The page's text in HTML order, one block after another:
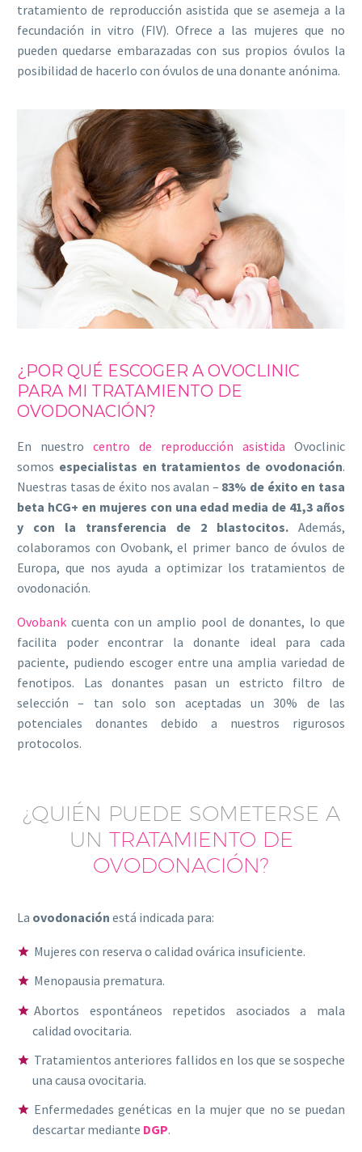
tratamiento de reproducción asistida que se asemeja a la
fecundación in vitro (FIV). Ofrece a las mujeres que no
pueden quedarse embarazadas con sus propios óvulos la
posibilidad de hacerlo con óvulos de una donante anónima.
¿POR QUÉ ESCOGER A OVOCLINIC
PARA MI TRATAMIENTO DE
OVODONACIÓN?
En nuestro centro de reproducción asistida Ovoclinic
somos especialistas en tratamientos de ovodonación.
Nuestras tasas de éxito nos avalan – 83% de éxito en tasa
beta hCG+ en mujeres con una edad media de 41,3 años
y con la transferencia de 2 blastocitos. Además,
colaboramos con Ovobank, el primer banco de óvulos de
Europa, que nos ayuda a optimizar los tratamientos de
ovodonación.
Ovobank cuenta con un amplio pool de donantes, lo que
facilita poder encontrar la donante ideal para cada
paciente, pudiendo escoger entre una amplia variedad de
fenotipos. Las donantes pasan un estricto filtro de
selección – tan solo son aceptadas un 30% de las
potenciales donantes debido a nuestros rigurosos
protocolos.
¿QUIÉN PUEDE SOMETERSE A
UN TRATAMIENTO DE
OVODONACIÓN?
La ovodonación está indicada para:
Mujeres con reserva o calidad ovárica insuficiente.
Menopausia prematura.
Abortos espontáneos repetidos asociados a mala
calidad ovocitaria.
Tratamientos anteriores fallidos en los que se sospeche
una causa ovocitaria.
Enfermedades genéticas en la mujer que no se puedan
descartar mediante DGP.